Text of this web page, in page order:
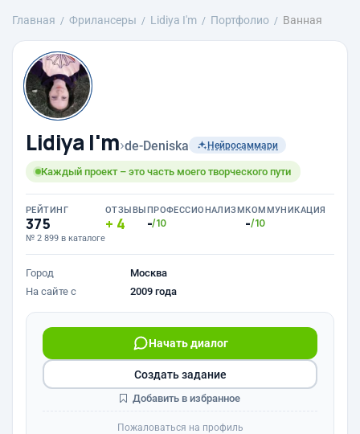
Главная Фрилансеры Lidiya I'm Портфолио Ванная
Lidiya I'm›de-Deniska Нейросаммари
Каждый проект – это часть моего творческого пути
РЕЙТИНГ
375
№ 2 899 в каталоге
ОТЗЫВЫ
4
ПРОФЕССИОНАЛИЗМ
-/10
КОММУНИКАЦИЯ
-/10
Город
Москва
На сайте с
2009 года
Начать диалог
Создать задание
Добавить в избранное
Пожаловаться на профиль